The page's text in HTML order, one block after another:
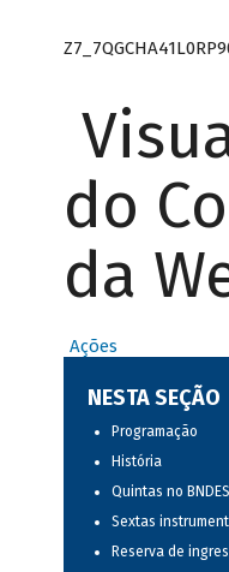
do
da
Ações
NESTA SEÇÃO
Programação
História
Quintas no BNDES
Sextas
Reserva de